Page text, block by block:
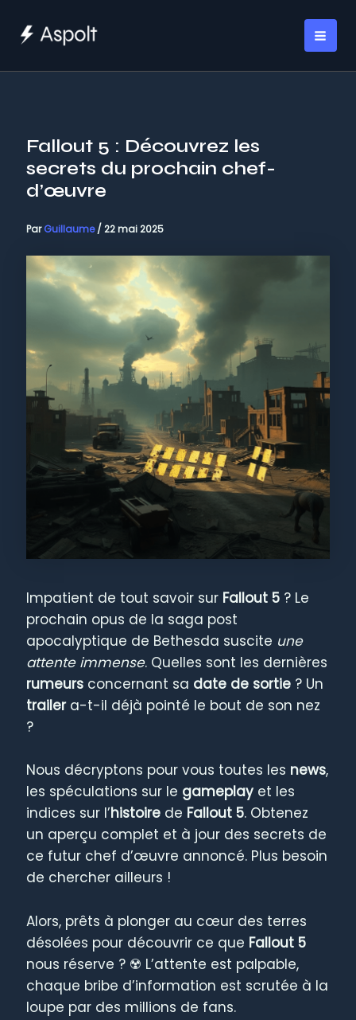
Fallout 5 : Découvrez les
secrets du prochain chef-
d’œuvre
ParGuillaume/22 mai 2025
Impatient de tout savoir sur Fallout 5 ? Le
prochain opus de la saga post
apocalyptique de Bethesda suscite une
attente immense. Quelles sont les dernières
rumeurs concernant sa date de sortie ? Un
trailera-t-il déjà pointé le bout de son nez
?
Nous décryptons pour vous toutes les news,
les spéculations sur le gameplay et les
indices sur l’histoire de Fallout 5. Obtenez
un aperçu complet et à jour des secrets de
ce futur chef d’œuvre annoncé. Plus besoin
de chercher ailleurs !
Alors, prêts à plonger au cœur des terres
désolées pour découvrir ce que Fallout 5
nous réserve ? ☢️ L’attente est palpable,
chaque bribe d’information est scrutée à la
loupe par des millions de fans.